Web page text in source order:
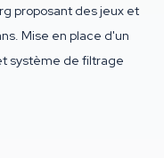
proposant des jeux et
Mise en place d'un
système de filtrage